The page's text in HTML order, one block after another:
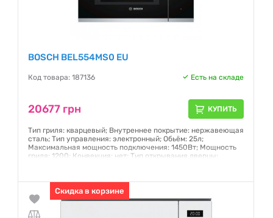
BOSCH BEL554MS0 EU
Код товара: 187136 Есть на складе
20677 грн КУПИТЬ
Тип гриля: кварцевый; Внутреннее покрытие: нержавеющая
сталь; Тип управления: электронный; Обьём: 25л;
Максимальная мощность подключения: 1450Вт; Мощность
гриля: 1200; Конвекция: нет; Тип открывания дверцы:
Гарантия:12 месяцев
Скидка в корзине